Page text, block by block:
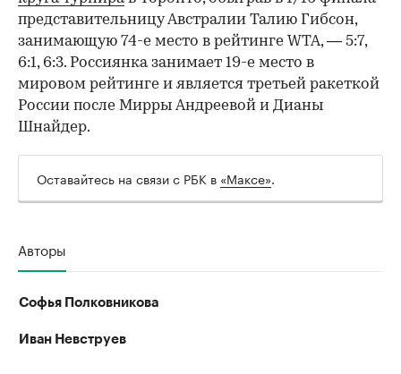
представительницу Австралии Талию Гибсон,
занимающую 74-е место в рейтинге WTA, — 5:7,
6:1, 6:3. Россиянка занимает 19-е место в
мировом рейтинге и является третьей ракеткой
России после Мирры Андреевой и Дианы
Шнайдер.
Оставайтесь на связи с РБК в «Максе».
Авторы
Софья Полковникова
Иван Невструев